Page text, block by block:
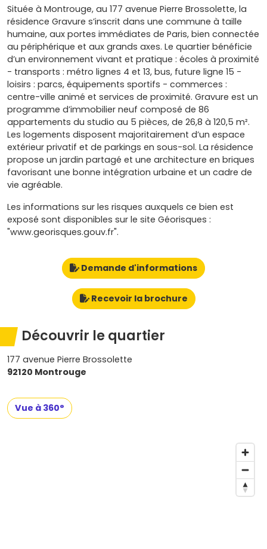
Située à Montrouge, au 177 avenue Pierre Brossolette, la
résidence Gravure s’inscrit dans une commune à taille
humaine, aux portes immédiates de Paris, bien connectée
au périphérique et aux grands axes. Le quartier bénéficie
d’un environnement vivant et pratique : écoles à proximité
- transports : métro lignes 4 et 13, bus, future ligne 15 -
loisirs : parcs, équipements sportifs - commerces :
centre-ville animé et services de proximité. Gravure est un
programme d’immobilier neuf composé de 86
appartements du studio au 5 pièces, de 26,8 à 120,5 m².
Les logements disposent majoritairement d’un espace
extérieur privatif et de parkings en sous-sol. La résidence
propose un jardin partagé et une architecture en briques
favorisant une bonne intégration urbaine et un cadre de
vie agréable.
Les informations sur les risques auxquels ce bien est
exposé sont disponibles sur le site Géorisques :
"www.georisques.gouv.fr".
Demande d'informations
Recevoir la brochure
Découvrir le quartier
177 avenue Pierre Brossolette
92120 Montrouge
Vue à 360°